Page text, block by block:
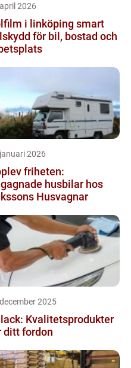
2026
i linköping smart
för bil, bostad och
2026
friheten:
husbilar hos
Husvagnar
2025
Kvalitetsprodukter
ditt fordon